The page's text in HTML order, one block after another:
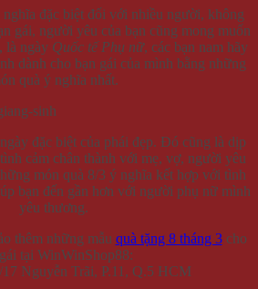
đặc biệt đối với nhiều người, không
gái, người yêu của bạn cũng mong muốn
là ngày Quốc tế Phụ nữ, các bạn nam hãy
dành cho bạn gái của mình bằng những
quà ý nghĩa nhất.
đặc biệt của phái đẹp. Đó cũng là dịp
cảm chân thành với mẹ, vợ, người yêu
món quà 8/3 ý nghĩa kết hợp với tình
bạn đến gần hơn với người phụ nữ mình
yêu thương.
thêm những mẫu quà tặng 8 tháng 3cho
tại WinWinShop88:
17 Nguyễn Trãi, P.11, Q.5 HCM